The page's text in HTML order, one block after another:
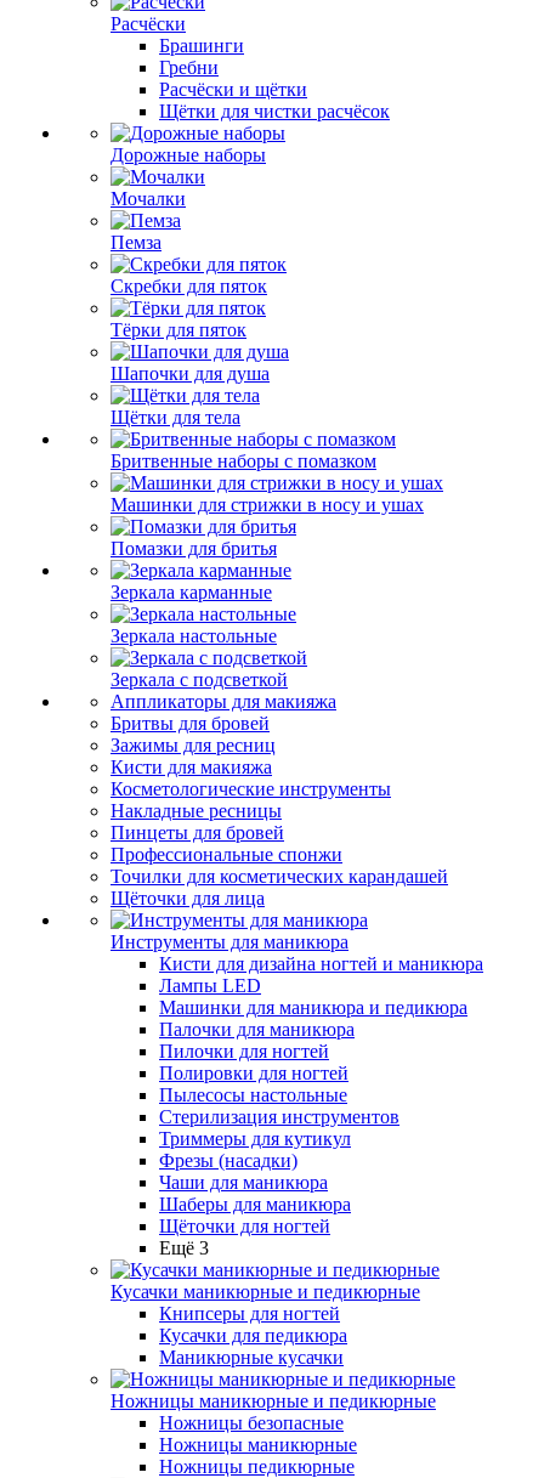
Расчёски
Брашинги
Гребни
Расчёски и щётки
Щётки для чистки расчёсок
Дорожные наборы
Мочалки
Пемза
Скребки для пяток
Тёрки для пяток
Шапочки для душа
Щётки для тела
Бритвенные наборы с помазком
Машинки для стрижки в носу и ушах
Помазки для бритья
Зеркала карманные
Зеркала настольные
Зеркала с подсветкой
Аппликаторы для макияжа
Бритвы для бровей
Зажимы для ресниц
Кисти для макияжа
Косметологические инструменты
Накладные ресницы
Пинцеты для бровей
Профессиональные спонжи
Точилки для косметических карандашей
Щёточки для лица
Инструменты для маникюра
Кисти для дизайна ногтей и маникюра
Лампы LED
Машинки для маникюра и педикюра
Палочки для маникюра
Пилочки для ногтей
Полировки для ногтей
Пылесосы настольные
Стерилизация инструментов
Триммеры для кутикул
Фрезы (насадки)
Чаши для маникюра
Шаберы для маникюра
Щёточки для ногтей
Ещё 3
Кусачки маникюрные и педикюрные
Книпсеры для ногтей
Кусачки для педикюра
Маникюрные кусачки
Ножницы маникюрные и педикюрные
Ножницы безопасные
Ножницы маникюрные
Ножницы педикюрные